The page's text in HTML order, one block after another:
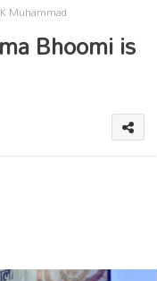
Muhammad
Bhoomi is